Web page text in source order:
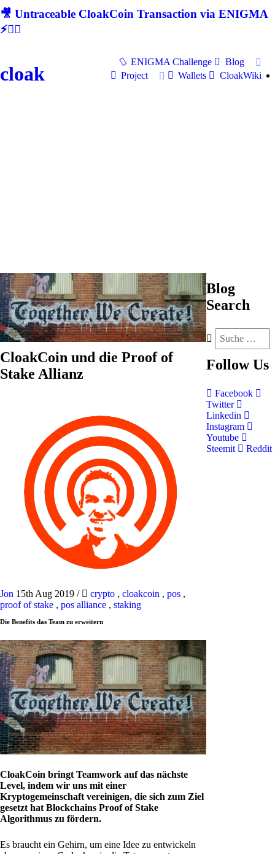
🎥 Untraceable CloakCoin Transaction via ENIGMA
⚡🕵‍♂
cloak
ENIGMA Challenge
Blog
Project
Wallets CloakWiki
CloakCoin und die Proof of
Stake Allianz
Jon 15th Aug 2019 / crypto , cloakcoin , pos ,
proof of stake , pos alliance , staking
Die Benefits das Team zu erweitern
CloakCoin bringt Teamwork auf das nächste
Level, indem wir uns mit einer
Kryptogemeinschaft vereinigen, die sich zum Ziel
gesetzt hat Blockchains Proof of Stake
Algorithmus zu fördern.
Es braucht ein Gehirn, um eine Idee zu entwickeln
Blog
Search
Follow Us
Facebook
Twitter
Linkedin
Instagram
Youtube
Steemit
Reddit